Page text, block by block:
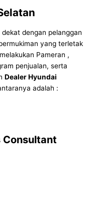
dengan pelanggan
yang terletak
Pameran ,
penjualan, serta
Dealer Hyundai
adalah :
Consultant